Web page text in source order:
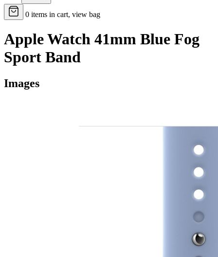
0 items in cart, view bag
Apple Watch 41mm Blue Fog
Sport Band
Images